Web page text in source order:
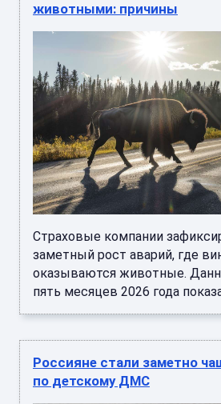
животными: причины
Страховые компании
заметный рост аварий, где
оказываются животные.
пять месяцев 2026 года
Россияне стали заметно
по детскому ДМС